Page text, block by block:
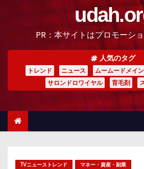
PR：本サイトはプロモーシ
人気のタグ
トレンド ニュース ムームードメイン
サロンドロワイヤル
育毛剤
TVニューストレンド マネー・資産・副業